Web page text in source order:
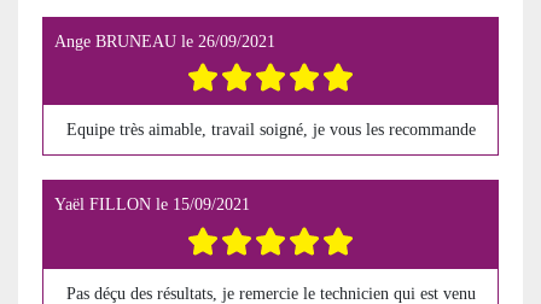
Ange BRUNEAU le 26/09/2021
Equipe très aimable, travail soigné, je vous les recommande
Yaël FILLON le 15/09/2021
Pas déçu des résultats, je remercie le technicien qui est venu